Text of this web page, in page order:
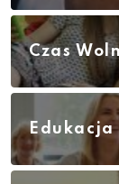
Czas
Edukacja